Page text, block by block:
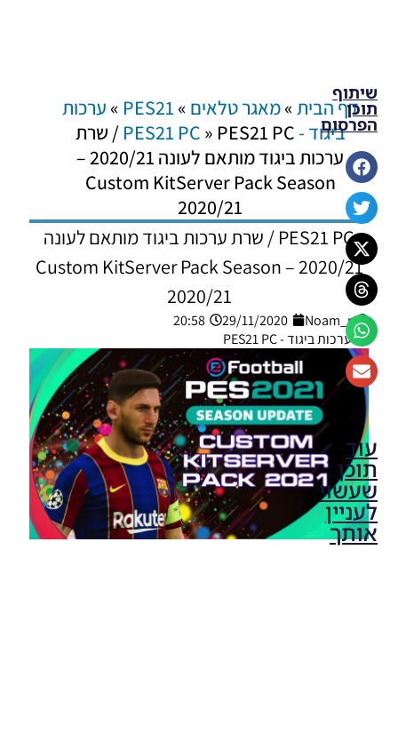
דף הבית »מאגר טלאים »
PES21
» ערכות
ביגוד - PES21 PC
»
PES21 PC / שרת
ערכות ביגוד מותאם לעונה 2020/21 –
Custom KitServer Pack Season
2020/21
PES21 PC / שרת ערכות ביגוד מותאם לעונה
2020/21 – Custom KitServer Pack Season
2020/21
Noam_r
29/11/2020
20:58
ערכות ביגוד - PES21 PC
שיתוף
תוכן
הפרסום
עוד
תוכן
שעשוי
לעניין
אותך